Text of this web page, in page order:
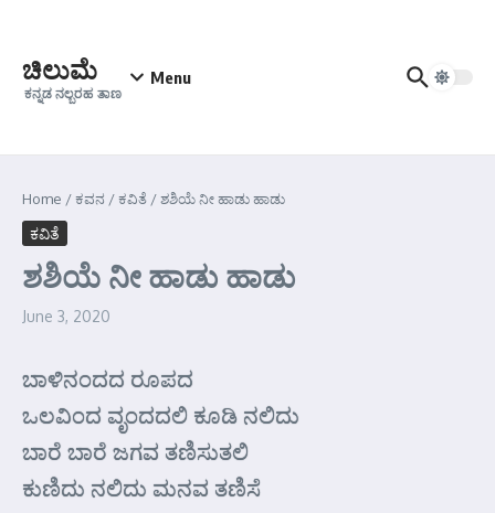
ಚಿಲುಮೆ
ಕನ್ನಡ ನಲ್ಬರಹ ತಾಣ
Menu
Home /ಕವನ /ಕವಿತೆ /ಶಶಿಯೆ ನೀ ಹಾಡು ಹಾಡು
ಕವಿತೆ
ಶಶಿಯೆ ನೀ ಹಾಡು ಹಾಡು
June 3, 2020
ಬಾಳಿನಂದದ ರೂಪದ
ಒಲವಿಂದ ವೃಂದದಲಿ ಕೂಡಿ ನಲಿದು
ಬಾರೆ ಬಾರೆ ಜಗವ ತಣಿಸುತಲಿ
ಕುಣಿದು ನಲಿದು ಮನವ ತಣಿಸೆ